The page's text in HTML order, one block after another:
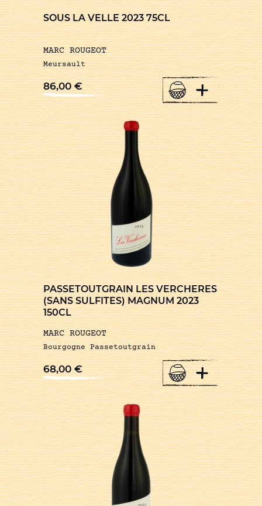
SOUS LA VELLE 2023 75CL
MARC ROUGEOT
Meursault
86,00€ +
PASSETOUTGRAIN LES VERCHERES
(SANS SULFITES) MAGNUM 2023
150CL
MARC ROUGEOT
Bourgogne Passetoutgrain
68,00€ +